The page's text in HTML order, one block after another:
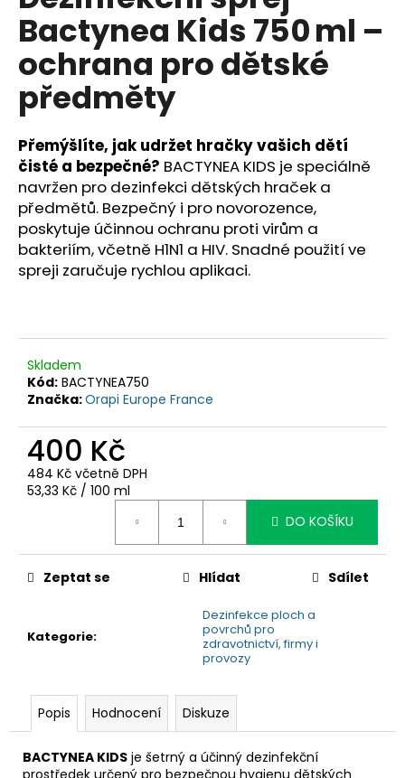
0,0
5
hvězdiček.
Bactynea Kids 750 ml –
ochrana pro dětské
předměty
Přemýšlíte, jak udržet hračky vašich dětí
čisté a bezpečné? BACTYNEA KIDS je speciálně
navržen pro dezinfekci dětských hraček a
předmětů. Bezpečný i pro novorozence,
poskytuje účinnou ochranu proti virům a
bakteriím, včetně H1N1 a HIV. Snadné použití ve
spreji zaručuje rychlou aplikaci.
Skladem
Kód: BACTYNEA750
Značka:Orapi Europe France
400 Kč
484 Kč včetně DPH
Měrná
53,33 Kč / 100 ml
DO KOŠÍKU
Kategorie:
Dezinfekce ploch a
povrchů pro
zdravotnictví, firmy i
provozy
Zeptat se Hlídat Sdílet
Popis Hodnocení Diskuze
BACTYNEA KIDS je šetrný a účinný dezinfekční
prostředek určený pro bezpečnou hygienu dětských
a
j
í
t
?
HLEDAT
u
č
u
m